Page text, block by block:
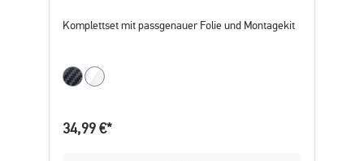
Komplettset mit passgenauer Folie und Montagekit
34,99 €*